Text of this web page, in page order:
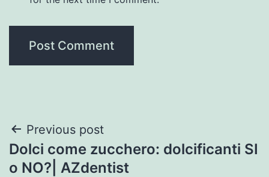
Post
navigation
Previous post
Dolci come zucchero: dolcificanti SI
o NO?| AZdentist